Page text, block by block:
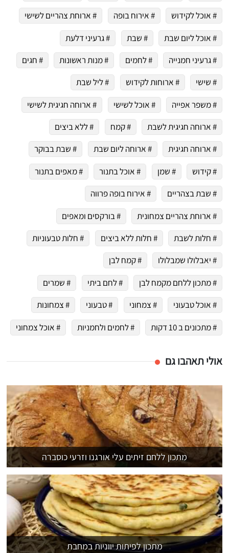
שלי "פודיק" כמנויים עוד היום!
כמנויים ותלחצו על הפעמון תקבלו התראה לטלפון הנייד ברגע שעולה מתכון חדש לערוץ,
# אוכל לקידוש # אירוח בופה
# ארוחת צהריים לשישי
# אוכל ליום שבת
# שבת
# גרעיני דלעת
# גרעיני חמנייה
# לחמים # מנות ראשונות
# חגים
# שישי
# ארוחות לקידוש
# ליל שבת
# משפר אפייה
# אוכל לשישי
# ארוחה חגיגית לשישי
# ארוחה חגיגית לשבת
# קמח
# ללא ביצים
# ארוחה חגיגית
# ארוחה ליום שבת
# שבת בבוקר
# קידוש
# שמן # אוכל בתנור
# מאפים בתנור
# שבת בצהריים
# אירוח בופה פרווה
# ארוחת צהריים צמחונית
# בורקסים ומאפים
# חלות לשבת
# חלות ללא ביצים
# חלות טבעוניות
# יאבלולו שמבלולו
# קמח לבן
# מתכון ללחם מקמח לבן
# לחם ביתי
# שמרים
# אוכל טבעוני
# צמחוני # טבעוני
# צמחונות
# מתכונים ב 10 דקות
# לחמים ולחמניות # אוכל צמחוני
אולי תאהבו גם
מתכון ללחם זיתים עלי אורגנו וזרעי כוסברה
מתכון לפיתות יווניות במחבת